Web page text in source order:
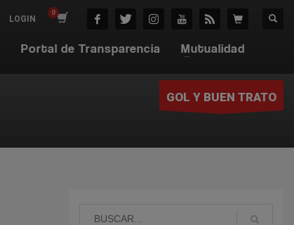
LOGIN
Portal de Transparencia
Mutualidad
GOL Y BUEN TRATO